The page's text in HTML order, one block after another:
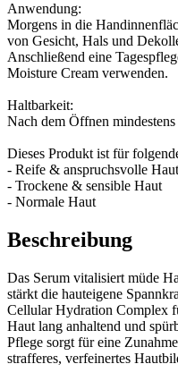
Anwendung:
Morgens in die
von Gesicht, Hals und
Anschließend eine
Moisture Cream verwenden.
Haltbarkeit:
Nach dem Öffnen
Dieses Produkt ist für
- Reife & anspruchsvolle Haut
- Trockene & sensible Haut
- Normale Haut
Beschreibung
Das Serum vitalisiert müde
stärkt die hauteigene
Cellular Hydration Complex
Haut lang anhaltend und
Pflege sorgt für eine
strafferes, verfeinertes